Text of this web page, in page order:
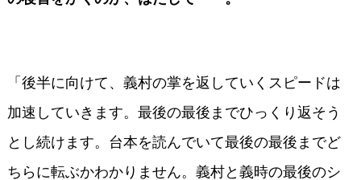
「後半に向けて、義村の掌を返していくスピードは
加速していきます。最後の最後までひっくり返そう
とし続けます。台本を読んでいて最後の最後までど
ちらに転ぶかわかりません。義村と義時の最後のシ